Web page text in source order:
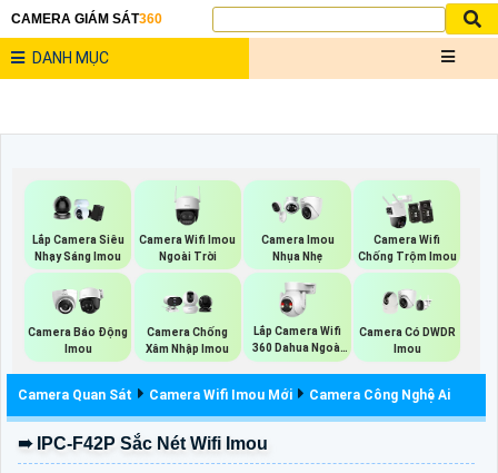
CAMERA GIÁM SÁT360
DANH MỤC
Lắp Camera Siêu
Nhạy Sáng Imou
Camera Wifi Imou
Ngoài Trời
Camera Imou
Nhụa Nhẹ
Camera Wifi
Chống Trộm Imou
Camera Báo Động
Imou
Camera Chống
Xâm Nhập Imou
Lắp Camera Wifi
360 Dahua Ngoài
Trời
Camera Có DWDR
Imou
Camera Quan Sát Camera Wifi Imou Mới Camera Công Nghệ Ai
➠ IPC-F42P Sắc Nét Wifi Imou